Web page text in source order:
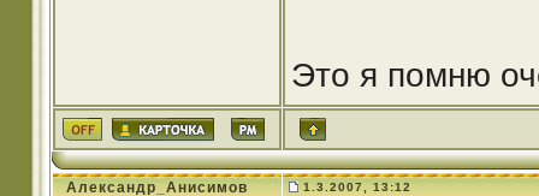
Это я помню
Александр_Анисимов 1.3.2007, 13:12